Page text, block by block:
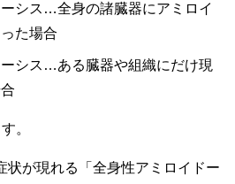
シス…全身の諸臓器にアミロイ
た場合
シス…ある臓器や組織にだけ現
。
状が現れる「全身性アミロイドー